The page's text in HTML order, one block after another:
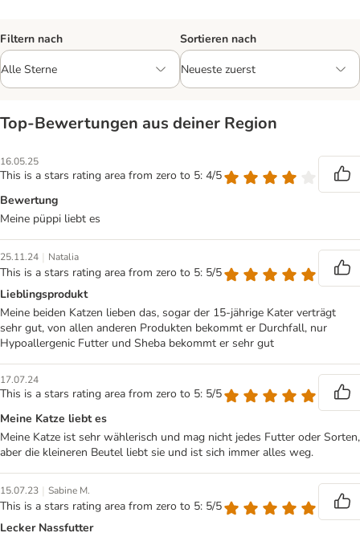
Filtern nach Sortieren nach
Top‑Bewertungen aus deiner Region
16.05.25
This is a stars rating area from zero to 5: 4/5
Bewertung
Meine püppi liebt es
25.11.24 | Natalia
This is a stars rating area from zero to 5: 5/5
Lieblingsprodukt
Meine beiden Katzen lieben das, sogar der 15-jährige Kater verträgt
sehr gut, von allen anderen Produkten bekommt er Durchfall, nur
Hypoallergenic Futter und Sheba bekommt er sehr gut
17.07.24
This is a stars rating area from zero to 5: 5/5
Meine Katze liebt es
Meine Katze ist sehr wählerisch und mag nicht jedes Futter oder Sorten,
aber die kleineren Beutel liebt sie und ist sich immer alles weg.
15.07.23 | Sabine M.
This is a stars rating area from zero to 5: 5/5
Lecker Nassfutter